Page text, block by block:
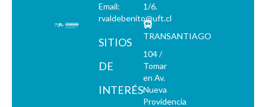
Email:
rvaldebenito@uft.cl
SITIOS
DE
INTERÉS
1/6.
TRANSANTIAGO
104 /
Tomar
en Av.
Nueva
Providencia